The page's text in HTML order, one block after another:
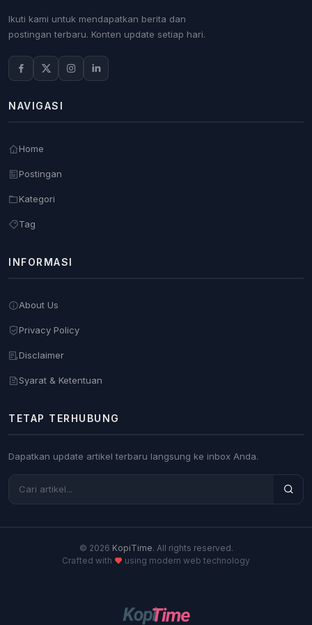
Ikuti kami untuk mendapatkan berita dan
postingan terbaru. Konten update setiap hari.
NAVIGASI
Home
Postingan
Kategori
Tag
INFORMASI
About Us
Privacy Policy
Disclaimer
Syarat & Ketentuan
TETAP TERHUBUNG
Dapatkan update artikel terbaru langsung ke inbox Anda.
© 2026 KopiTime. All rights reserved.
Crafted with
using modern web technology